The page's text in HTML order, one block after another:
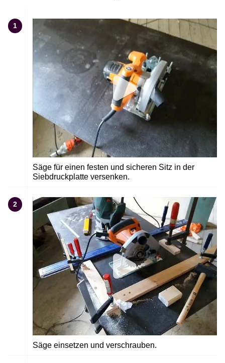
1
Säge für einen festen und sicheren Sitz in der
Siebdruckplatte versenken.
2
Säge einsetzen und verschrauben.